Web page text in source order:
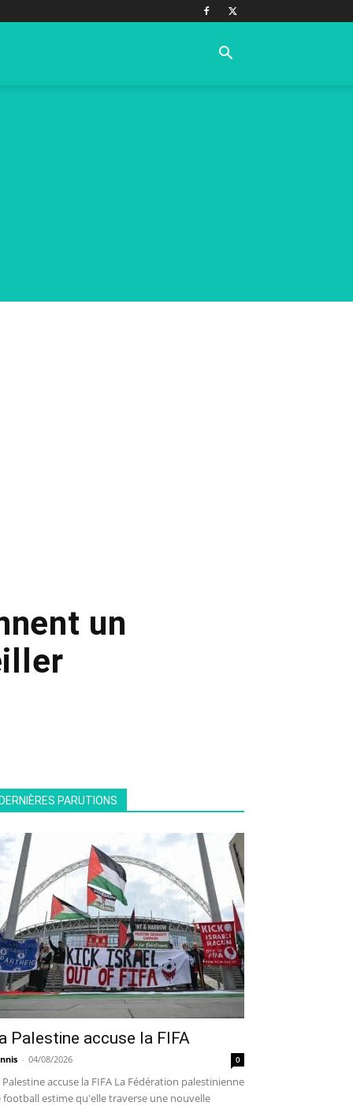
un
DERNIÈRES PARUTIONS
Palestine accuse la FIFA
- 04/08/2026 0
Palestine accuse la FIFA La Fédération palestinienne
football estime qu'elle traverse une nouvelle